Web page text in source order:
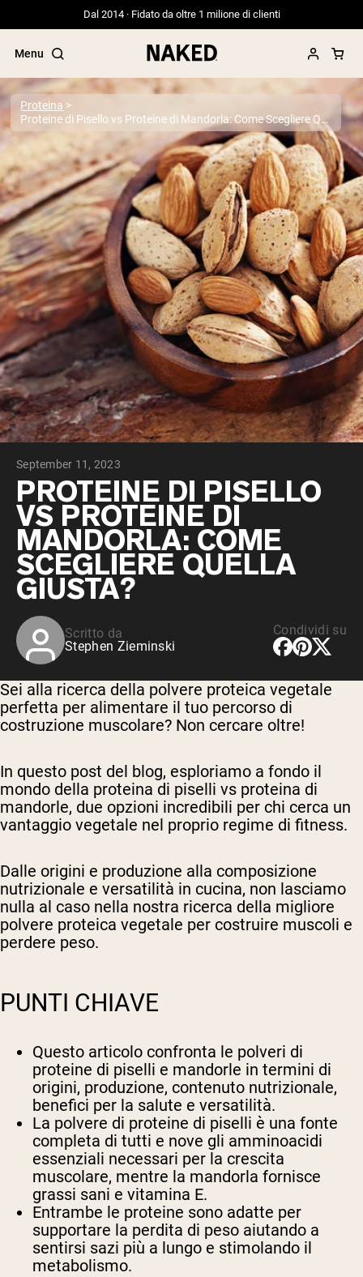
Dal 2014 · Fidato da oltre 1 milione di clienti
Menu
Termini di ricerca popolari
”Protein Powder“
”Overnight Oats“
”Vegan protein“
”Collagen“
”Micellar Casein“
PROTEIN POWDERSBest Seller
Proteina di piselli
Proteine del Siero di Latte da
Allevamento al Pascolo
Peptidi di collagene
Whey al cioccolato da latte di mucche
alimentate a erba
Whey di erba alimentata alla vaniglia
Siero di latte da bovini alimentati a erba
Shop All Protein Powders
VEGAN PROTEINBest Seller
Proteina di piselli
Proteina
Proteine di Pisello vs Proteine di Mandorla: Come Scegliere Quella Giusta?
September 11, 2023
PROTEINE DI PISELLO
VS PROTEINE DI
MANDORLA: COME
SCEGLIERE QUELLA
GIUSTA?
Scritto da
Stephen Zieminski
Condividi su
Sei alla ricerca della polvere proteica vegetale
perfetta per alimentare il tuo percorso di
costruzione muscolare? Non cercare oltre!
In questo post del blog, esploriamo a fondo il
mondo della proteina di piselli vs proteina di
mandorle, due opzioni incredibili per chi cerca un
vantaggio vegetale nel proprio regime di fitness.
Dalle origini e produzione alla composizione
nutrizionale e versatilità in cucina, non lasciamo
nulla al caso nella nostra ricerca della migliore
polvere proteica vegetale per costruire muscoli e
perdere peso.
PUNTI CHIAVE
Questo articolo confronta le polveri di
proteine di piselli e mandorle in termini di
origini, produzione, contenuto nutrizionale,
benefici per la salute e versatilità.
La polvere di proteine di piselli è una fonte
completa di tutti e nove gli amminoacidi
essenziali necessari per la crescita
muscolare, mentre la mandorla fornisce
grassi sani e vitamina E.
Entrambe le proteine sono adatte per
supportare la perdita di peso aiutando a
sentirsi sazi più a lungo e stimolando il
metabolismo.